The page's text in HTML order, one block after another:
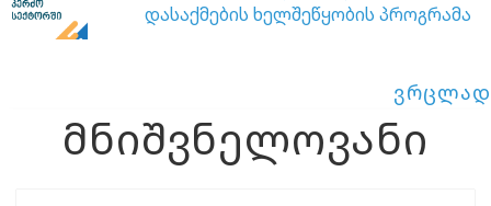
დასაქმების ხელშეწყობის პროგრამა
ვრცლად
მნიშვნელოვანი